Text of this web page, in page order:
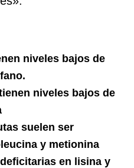
niveles bajos de
niveles bajos de
suelen ser
y metionina
en lisina y